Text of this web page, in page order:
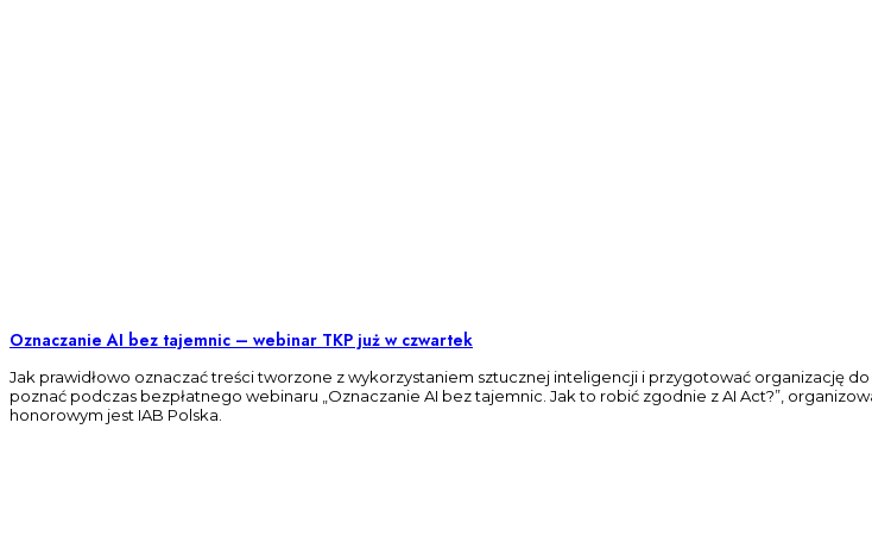
Oznaczanie AI bez tajemnic – webinar TKP już w czwartek
Jak prawidłowo oznaczać treści tworzone z wykorzystaniem sztucznej inteligencji i przygotować organizację
poznać podczas bezpłatnego webinaru „Oznaczanie AI bez tajemnic. Jak to robić zgodnie z AI Act?”,
honorowym jest IAB Polska.